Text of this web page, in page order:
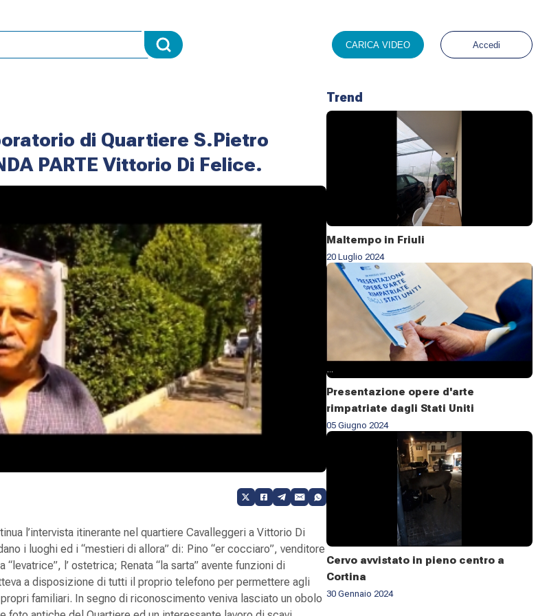
CARICA VIDEO Accedi
di Quartiere S.Pietro
PARTE Vittorio Di Felice.
l’intervista itinerante nel quartiere Cavalleggeri a Vittorio Di
i luoghi ed i “mestieri di allora” di: Pino “er cocciaro”, venditore
l’ ostetrica; Renata “la sarta” avente funzioni di
a disposizione di tutti il proprio telefono per permettere agli
familiari. In segno di riconoscimento veniva lasciato un obolo
Trend
Maltempo in Friuli
20 Luglio 2024
Presentazione opere d'arte
rimpatriate dagli Stati Uniti
05 Giugno 2024
Cervo avvistato in pieno centro a
Cortina
30 Gennaio 2024